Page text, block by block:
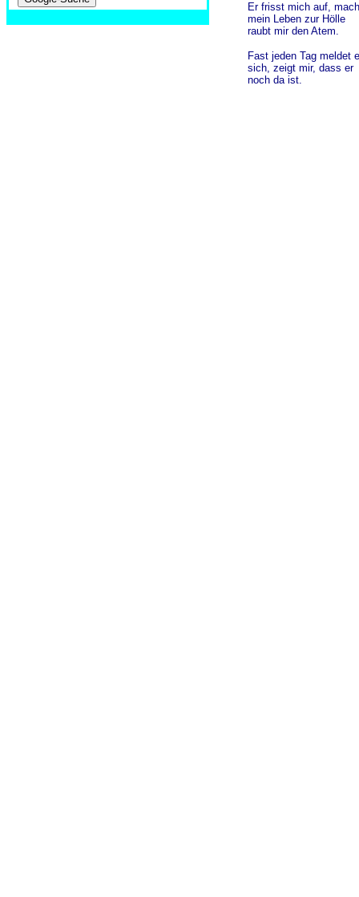
Er frisst mich auf,
mein Leben zur Hölle
raubt mir den Atem.
Fast jeden Tag meldet
sich, zeigt mir, dass er
noch da ist.